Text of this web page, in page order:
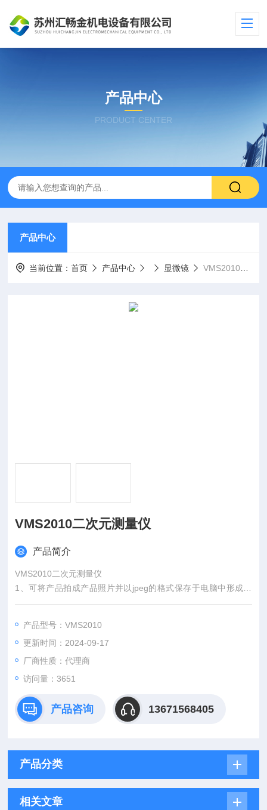
产品中心
PRODUCT CENTER
产品中心
当前位置：首页 产品中心 显微镜 VMS2010VMS2010二次元测量仪
VMS2010二次元测量仪
产品简介
VMS2010二次元测量仪
1、可将产品拍成产品照片并以jpeg的格式保存于电脑中形成产
品图库
行对比
3、图形可输入到AutoCAD成为工程图
4、AutoCAD标准工程图可输入实时影像中，令AutoCAD工程图
与实际工件外形重叠进行对比，从而找出工件和工程图的区别
产品型号：VMS2010
更新时间：2024-09-17
厂商性质：代理商
访问量：3651
产品咨询 13671568405
产品分类
相关文章